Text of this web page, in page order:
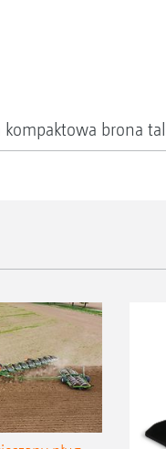
kompaktowa brona